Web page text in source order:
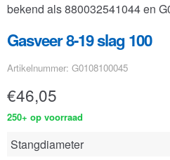
bekend als 880032541044 en
Gasveer 8-19 slag 100
Artikelnummer: G0108100045
€46,05
250+ op voorraad
Stangdiameter